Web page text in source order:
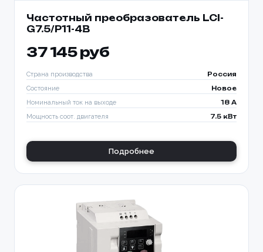
Частотный преобразователь LCI-
G7.5/P11-4B
37 145 руб
Страна производства Россия
Состояние Новое
Номинальный ток на выходе 18 A
Мощность соот. двигателя 7.5 кВт
Подробнее